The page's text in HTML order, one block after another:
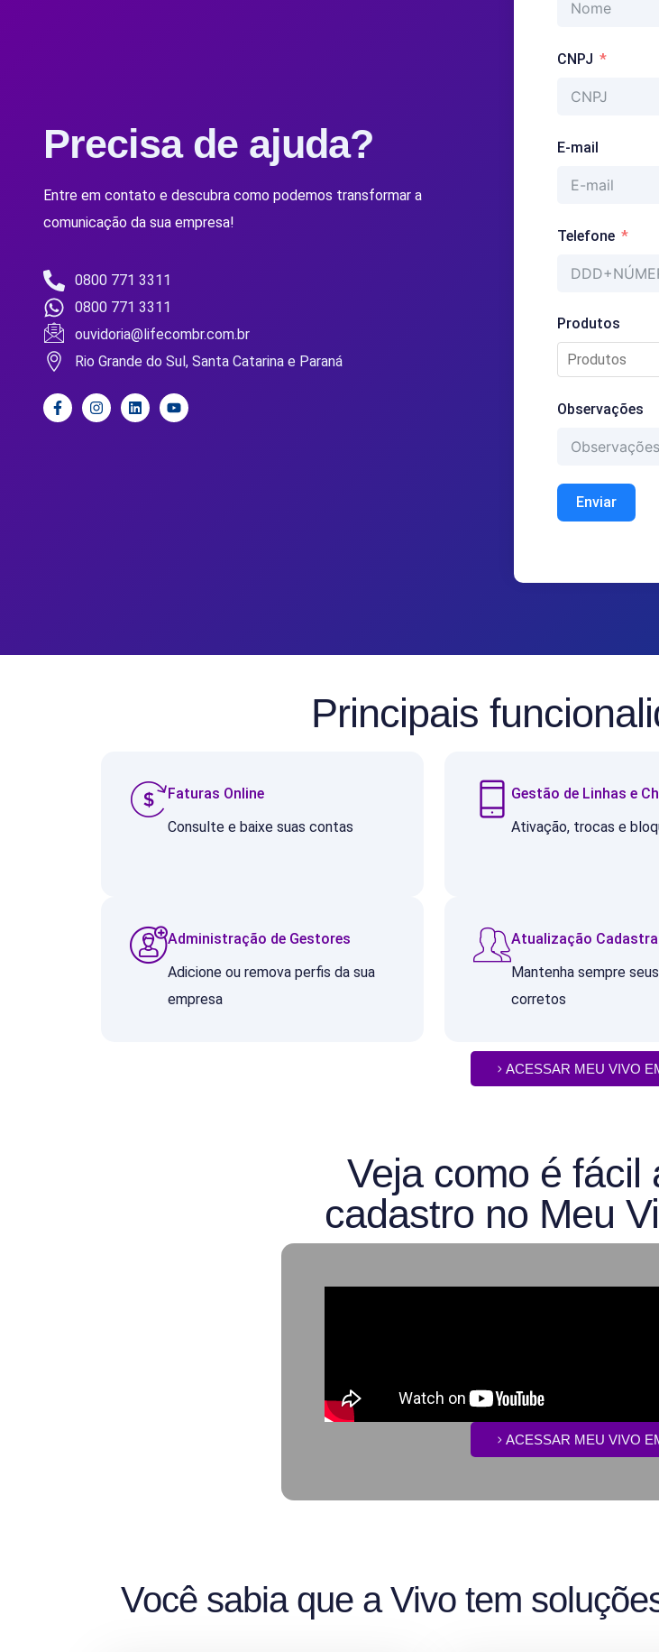
Precisa de ajuda?
Entre em contato e descubra como podemos transformar a
comunicação da sua empresa!
0800 771 3311
0800 771 3311
ouvidoria@lifecombr.com.br
Rio Grande do Sul, Santa Catarina e Paraná
CNPJ
E-mail
Telefone
Produtos
Observações
Enviar
Principais
Faturas Online
Consulte e baixe suas contas
Gestão de Linhas e
Ativação, trocas e
Administração de Gestores
Adicione ou remova perfis da sua
empresa
Atualização Cadastral
Mantenha sempre
corretos
ACESSAR MEU VIVO
Veja como é fácil
cadastro no Meu
ACESSAR MEU VIVO
Você sabia que a Vivo tem